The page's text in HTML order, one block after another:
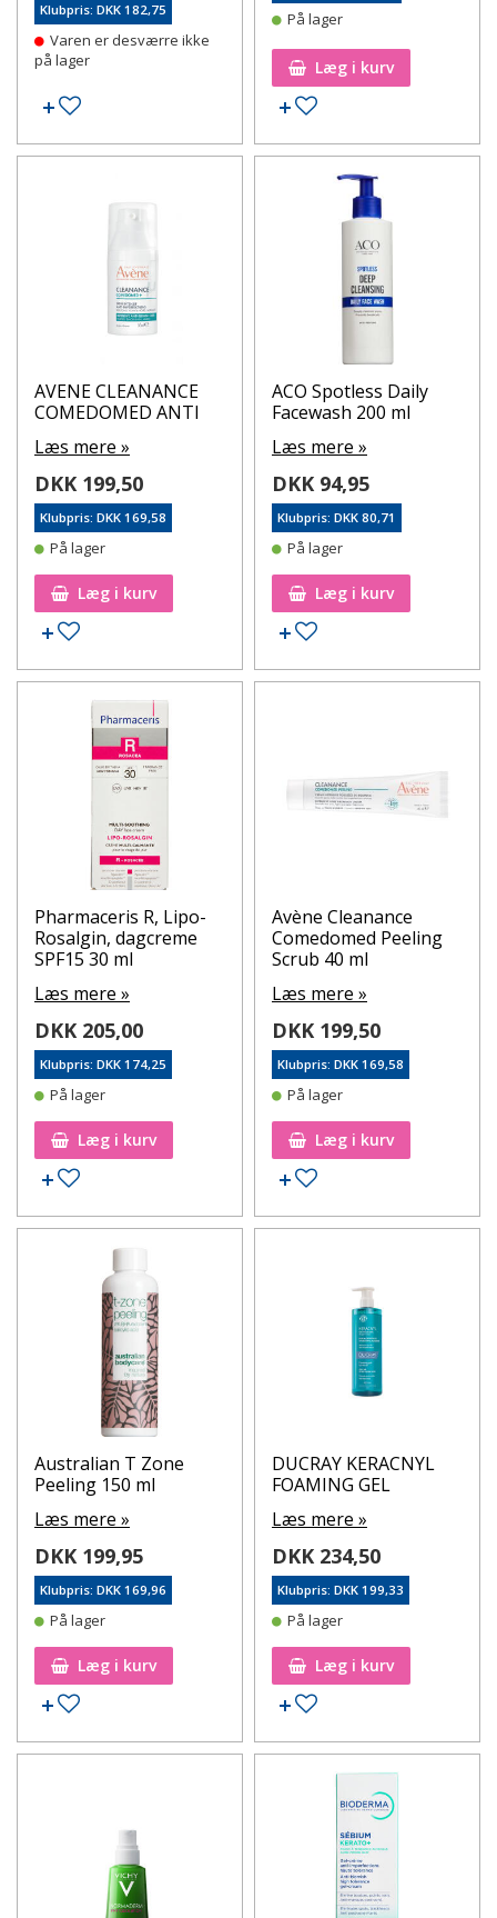
Klubpris: DKK 182,75
Varen er desværre ikke
på lager
Tilføj til ønskeseddel
På lager
Læg i kurv
Tilføj til ønskeseddel
AVENE CLEANANCE
COMEDOMED ANTI
Læs mere »
DKK 199,50
Klubpris: DKK 169,58
På lager
Læg i kurv
Tilføj til ønskeseddel
ACO Spotless Daily
Facewash 200 ml
Læs mere »
DKK 94,95
Klubpris: DKK 80,71
På lager
Læg i kurv
Tilføj til ønskeseddel
Pharmaceris R, Lipo-
Rosalgin, dagcreme
SPF15 30 ml
Læs mere »
DKK 205,00
Klubpris: DKK 174,25
På lager
Læg i kurv
Tilføj til ønskeseddel
Avène Cleanance
Comedomed Peeling
Scrub 40 ml
Læs mere »
DKK 199,50
Klubpris: DKK 169,58
På lager
Læg i kurv
Tilføj til ønskeseddel
Australian T Zone
Peeling 150 ml
Læs mere »
DKK 199,95
Klubpris: DKK 169,96
På lager
Læg i kurv
Tilføj til ønskeseddel
DUCRAY KERACNYL
FOAMING GEL
Læs mere »
DKK 234,50
Klubpris: DKK 199,33
På lager
Læg i kurv
Tilføj til ønskeseddel